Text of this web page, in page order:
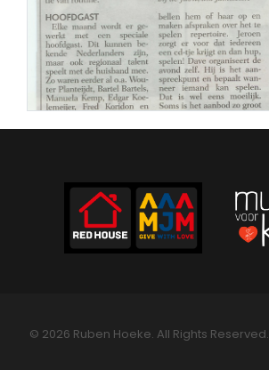
© 2026 Ruben Hoeke. All Rights Reserved.